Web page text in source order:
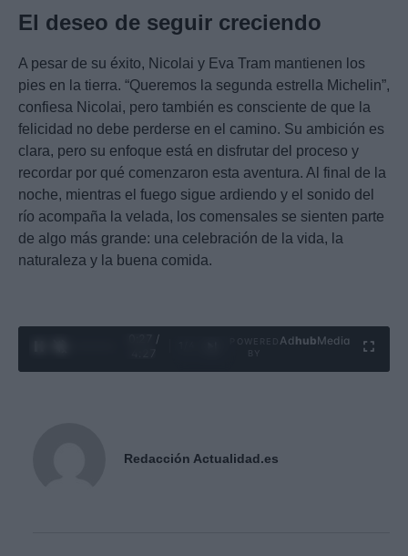
El deseo de seguir creciendo
A pesar de su éxito, Nicolai y Eva Tram mantienen los
pies en la tierra. “Queremos la segunda estrella Michelin”,
confiesa Nicolai, pero también es consciente de que la
felicidad no debe perderse en el camino. Su ambición es
clara, pero su enfoque está en disfrutar del proceso y
recordar por qué comenzaron esta aventura. Al final de la
noche, mientras el fuego sigue ardiendo y el sonido del
río acompaña la velada, los comensales se sienten parte
de algo más grande: una celebración de la vida, la
naturaleza y la buena comida.
0:28 /
Ad hubMedia
Redacción Actualidad.es